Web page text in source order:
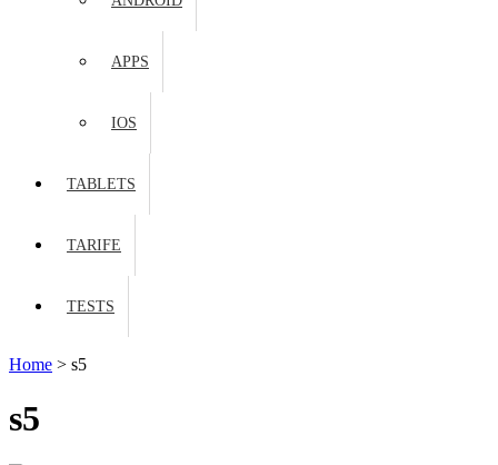
APPS
IOS
TABLETS
TARIFE
TESTS
Home > s5
s5